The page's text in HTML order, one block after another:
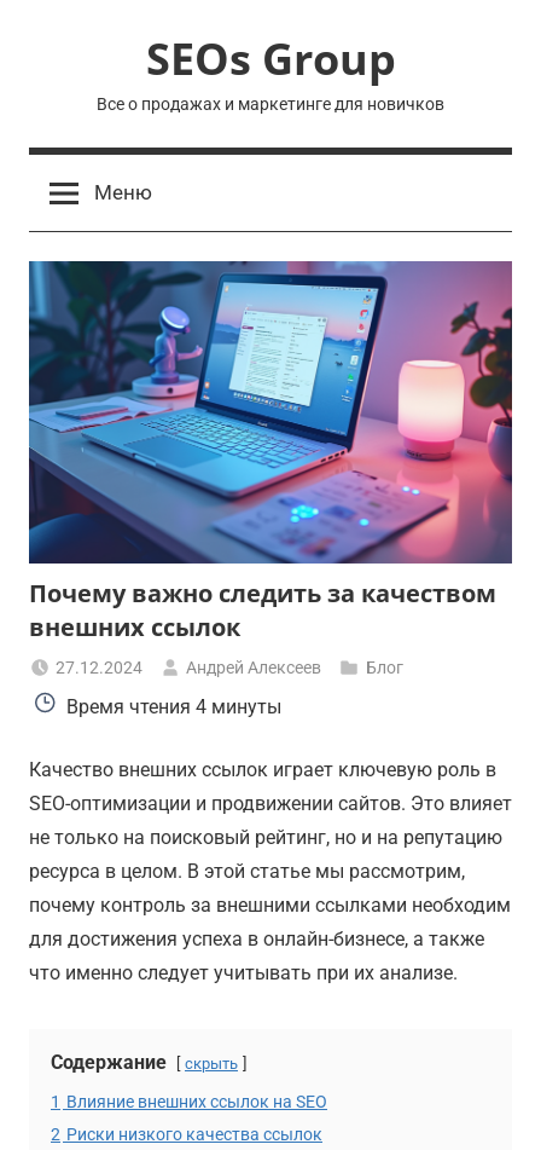
SEOs Group
Все о продажах и маркетинге для новичков
Меню
Почему важно следить за качеством
внешних ссылок
27.12.2024 Андрей Алексеев Блог
Время чтения 4 минуты
Качество внешних ссылок играет ключевую роль в
SEO-оптимизации и продвижении сайтов. Это влияет
не только на поисковый рейтинг, но и на репутацию
ресурса в целом. В этой статье мы рассмотрим,
почему контроль за внешними ссылками необходим
для достижения успеха в онлайн-бизнесе, а также
что именно следует учитывать при их анализе.
Содержание скрыть
1 Влияние внешних ссылок на SEO
2 Риски низкого качества ссылок